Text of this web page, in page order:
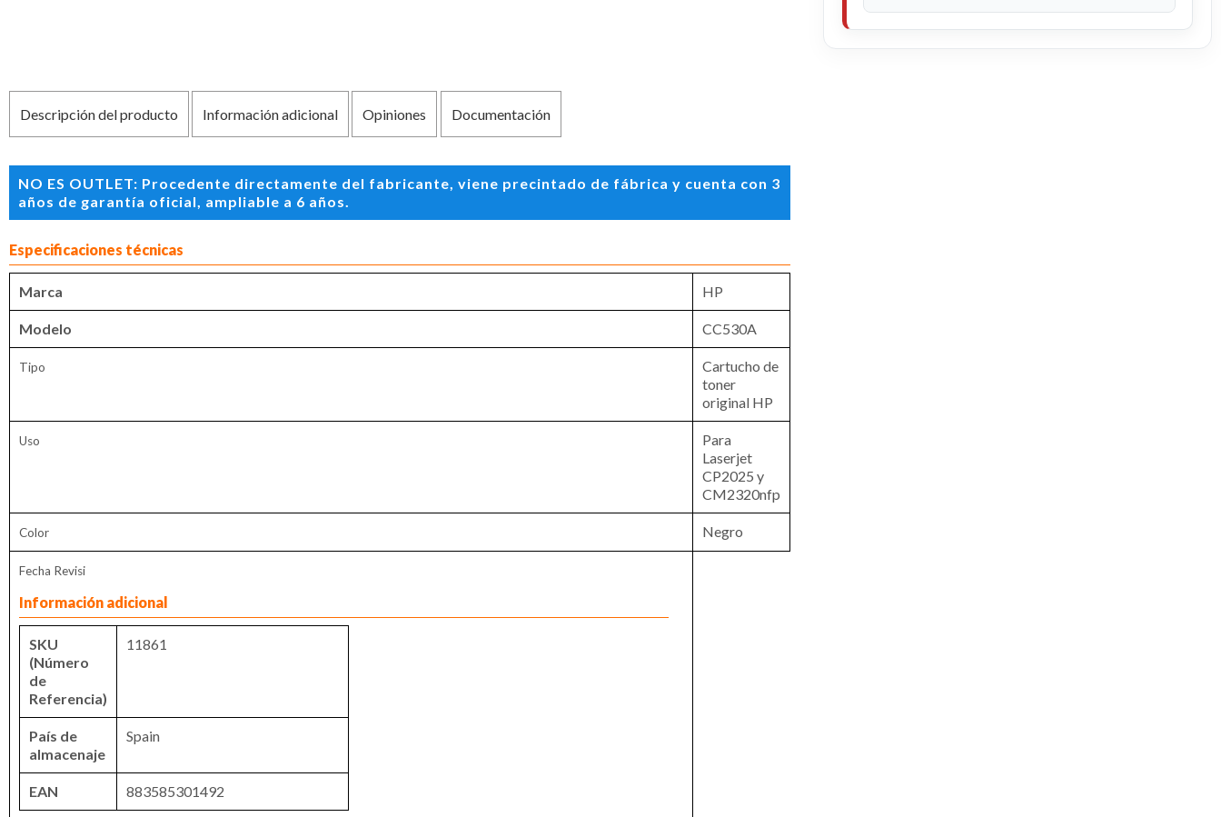
Descripción del producto Información adicional Opiniones Documentación
NO ES OUTLET: Procedente directamente del fabricante, viene precintado de fábrica y cuenta con 3
años de garantía oficial, ampliable a 6 años.
Especificaciones técnicas
Marca HP
Modelo CC530A
Tipo
Cartucho de
toner
original HP
Uso
Para
Laserjet
CP2025 y
CM2320nfp
Color Negro
Fecha Revisi
Información adicional
SKU
(Número
de
Referencia)
11861
País de
almacenaje
Spain
EAN 883585301492